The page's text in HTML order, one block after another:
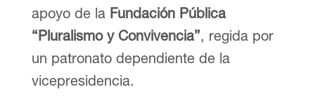
apoyo de la Fundación Pública
“Pluralismo y Convivencia”, regida por
un patronato dependiente de la
vicepresidencia.